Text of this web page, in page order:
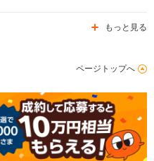
もっと見る
ページトップへ